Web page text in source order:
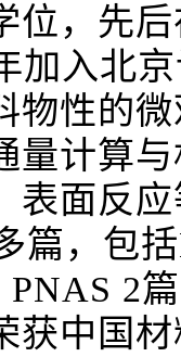
位，先
加入北
物性的
量计算
表面反
篇，包
PNAS 2
获中国